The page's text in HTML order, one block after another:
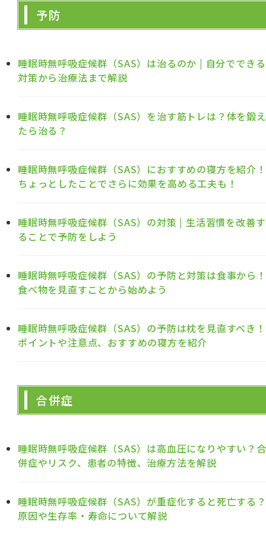
予防
睡眠時無呼吸症候群（SAS）は治るのか | 自分でできる
対策から治療法まで解説
睡眠時無呼吸症候群（SAS）を治す筋トレは？体を鍛え
たら治る？
睡眠時無呼吸症候群（SAS）におすすめの寝方を紹介！
ちょっとしたことでさらに効果を高める工夫も！
睡眠時無呼吸症候群（SAS）の対策 | 生活習慣を改善す
ることで予防をしよう
睡眠時無呼吸症候群（SAS）の予防と対策は食事から！
食べ物を見直すことから始めよう
睡眠時無呼吸症候群（SAS）の予防は枕を見直すべき！
ポイントや注意点、おすすめの寝方を紹介
合併症
睡眠時無呼吸症候群（SAS）は高血圧になりやすい？合
併症やリスク、患者の特徴、治療方法を解説
睡眠時無呼吸症候群（SAS）が重症化すると死亡する？
原因や生存率・寿命について解説